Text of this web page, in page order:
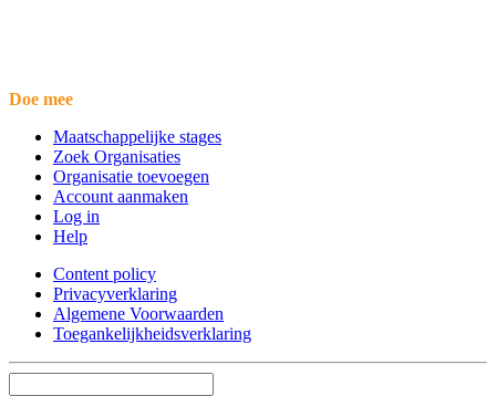
Doe mee
Maatschappelijke stages
Zoek Organisaties
Organisatie toevoegen
Account aanmaken
Log in
Help
Content policy
Privacyverklaring
Algemene Voorwaarden
Toegankelijkheidsverklaring